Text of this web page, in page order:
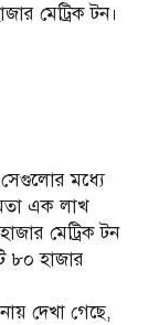
মেট্রিক টন।
মধ্যে
এক লাখ
মেট্রিক টন
৮০ হাজার
দেখা গেছে,